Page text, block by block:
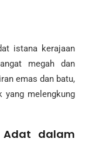
istana kerajaan
megah dan
emas dan batu,
yang melengkung
Adat dalam